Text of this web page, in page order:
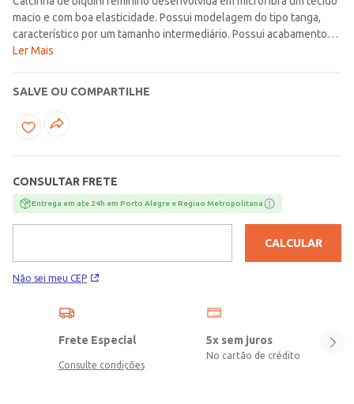
macio e com boa elasticidade. Possui modelagem do tipo tanga,
característico por um tamanho intermediário. Possui acabamento
em elástico, forro higiênico em algodão e diferencial de detalhe
08% elastano
Ler Mais
SALVE OU COMPARTILHE
CONSULTAR FRETE
Entrega em ate 24h em Porto Alegre e Regiao Metropolitana
Não sei meu CEP
CALCULAR
Frete Especial
Consulte condições
5x sem juros
No cartão de crédito